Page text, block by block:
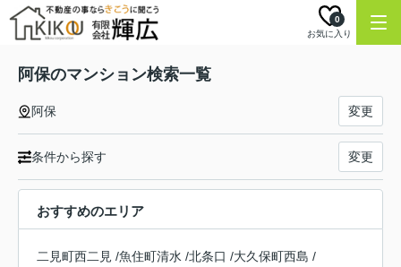
お気に入り
0
阿保のマンション検索一覧
阿保 変更
条件から探す 変更
おすすめのエリア
二見町西二見 /魚住町清水 /北条口 /大久保町西島 /